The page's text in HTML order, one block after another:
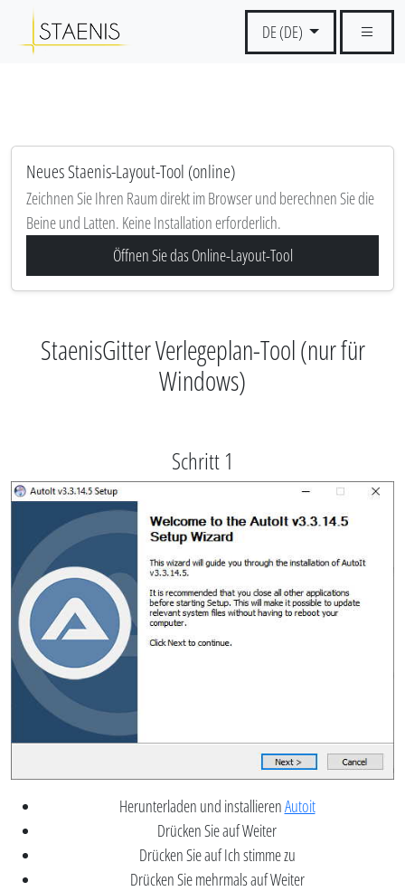
DE (DE)
Neues Staenis-Layout-Tool (online)
Zeichnen Sie Ihren Raum direkt im Browser und berechnen Sie die
Beine und Latten. Keine Installation erforderlich.
Öffnen Sie das Online-Layout-Tool
StaenisGitter Verlegeplan-Tool (nur für
Windows)
Schritt 1
Herunterladen und installierenAutoit
Drücken Sie auf Weiter
Drücken Sie auf Ich stimme zu
Drücken Sie mehrmals auf Weiter